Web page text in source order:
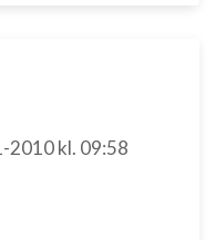
2010kl. 09:58